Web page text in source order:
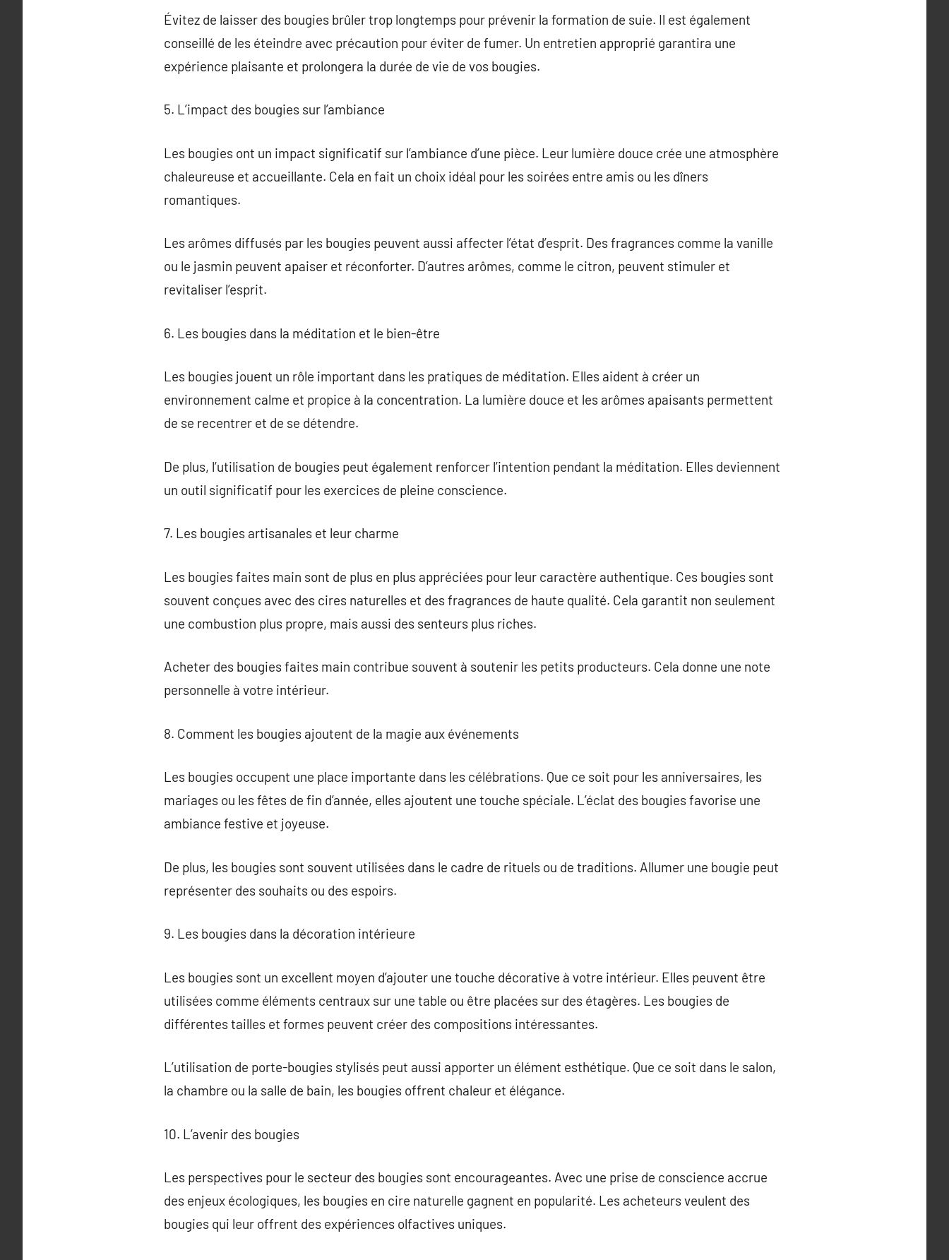
Évitez de laisser des bougies brûler trop longtemps pour prévenir la formation de suie. Il est également
conseillé de les éteindre avec précaution pour éviter de fumer. Un entretien approprié garantira une
expérience plaisante et prolongera la durée de vie de vos bougies.
5. L’impact des bougies sur l’ambiance
Les bougies ont un impact significatif sur l’ambiance d’une pièce. Leur lumière douce crée une atmosphère
chaleureuse et accueillante. Cela en fait un choix idéal pour les soirées entre amis ou les dîners
romantiques.
Les arômes diffusés par les bougies peuvent aussi affecter l’état d’esprit. Des fragrances comme la vanille
ou le jasmin peuvent apaiser et réconforter. D’autres arômes, comme le citron, peuvent stimuler et
revitaliser l’esprit.
6. Les bougies dans la méditation et le bien-être
Les bougies jouent un rôle important dans les pratiques de méditation. Elles aident à créer un
environnement calme et propice à la concentration. La lumière douce et les arômes apaisants permettent
de se recentrer et de se détendre.
De plus, l’utilisation de bougies peut également renforcer l’intention pendant la méditation. Elles deviennent
un outil significatif pour les exercices de pleine conscience.
7. Les bougies artisanales et leur charme
Les bougies faites main sont de plus en plus appréciées pour leur caractère authentique. Ces bougies sont
souvent conçues avec des cires naturelles et des fragrances de haute qualité. Cela garantit non seulement
une combustion plus propre, mais aussi des senteurs plus riches.
Acheter des bougies faites main contribue souvent à soutenir les petits producteurs. Cela donne une note
personnelle à votre intérieur.
8. Comment les bougies ajoutent de la magie aux événements
Les bougies occupent une place importante dans les célébrations. Que ce soit pour les anniversaires, les
mariages ou les fêtes de fin d’année, elles ajoutent une touche spéciale. L’éclat des bougies favorise une
ambiance festive et joyeuse.
De plus, les bougies sont souvent utilisées dans le cadre de rituels ou de traditions. Allumer une bougie peut
représenter des souhaits ou des espoirs.
9. Les bougies dans la décoration intérieure
Les bougies sont un excellent moyen d’ajouter une touche décorative à votre intérieur. Elles peuvent être
utilisées comme éléments centraux sur une table ou être placées sur des étagères. Les bougies de
différentes tailles et formes peuvent créer des compositions intéressantes.
L’utilisation de porte-bougies stylisés peut aussi apporter un élément esthétique. Que ce soit dans le salon,
la chambre ou la salle de bain, les bougies offrent chaleur et élégance.
10. L’avenir des bougies
Les perspectives pour le secteur des bougies sont encourageantes. Avec une prise de conscience accrue
des enjeux écologiques, les bougies en cire naturelle gagnent en popularité. Les acheteurs veulent des
bougies qui leur offrent des expériences olfactives uniques.